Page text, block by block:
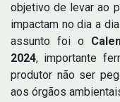
objetivo de levar ao
impactam no dia a
assunto foi o
2024, importante
produtor não ser
aos órgãos